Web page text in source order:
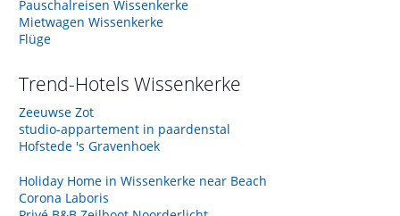
Pauschalreisen Wissenkerke
Mietwagen Wissenkerke
Flüge
Trend-Hotels Wissenkerke
Zeeuwse Zot
studio-appartement in paardenstal
Hofstede 's Gravenhoek
Holiday Home in Wissenkerke near Beach
Corona Laboris